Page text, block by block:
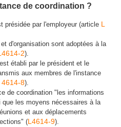
de coordination ?
présidée par l'employeur (article L
d'organisation sont adoptées à la
2).
établi par le président et le
aux membres de l'instance
4614-8).
de coordination "les informations
les moyens nécessaires à la
et aux déplacements
(L 4614-9).